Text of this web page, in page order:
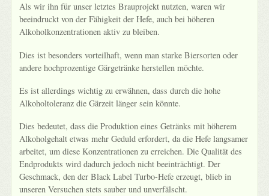
Als wir ihn für unser letztes Brauprojekt nutzten, waren wir
beeindruckt von der Fähigkeit der Hefe, auch bei höheren
Alkoholkonzentrationen aktiv zu bleiben.
Dies ist besonders vorteilhaft, wenn man starke Biersorten oder
andere hochprozentige Gärgetränke herstellen möchte.
Es ist allerdings wichtig zu erwähnen, dass durch die hohe
Alkoholtoleranz die Gärzeit länger sein könnte.
Dies bedeutet, dass die Produktion eines Getränks mit höherem
Alkoholgehalt etwas mehr Geduld erfordert, da die Hefe langsamer
arbeitet, um diese Konzentrationen zu erreichen. Die Qualität des
Endprodukts wird dadurch jedoch nicht beeinträchtigt. Der
Geschmack, den der Black Label Turbo-Hefe erzeugt, blieb in
unseren Versuchen stets sauber und unverfälscht.